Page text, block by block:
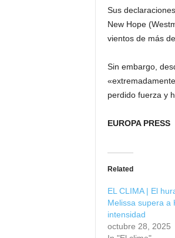
Sus
New Hope
vientos de más
Sin embargo,
perdido fuerza y
EUROPA PRESS
Related
EL CLIMA | El
Melissa supera a
intensidad
octubre 28, 2025